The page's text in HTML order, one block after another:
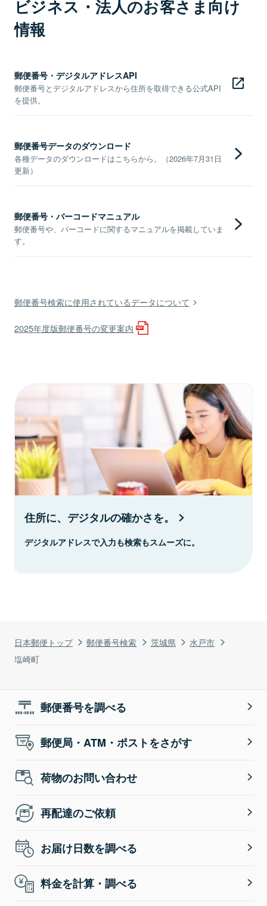
日本郵便トップ 郵便番号検索 茨城県
水戸市
塩崎町
ビジネス・法人のお客さま向け
情報
郵便番号・デジタルアドレスAPI
郵便番号とデジタルアドレスから住所を取得できる公式API
を提供。
郵便番号データのダウンロード
各種データのダウンロードはこちらから。（2026年7月31日
更新）
郵便番号・バーコードマニュアル
郵便番号や、バーコードに関するマニュアルを掲載していま
す。
郵便番号検索に使用されているデータについて
2025年度版郵便番号の変更案内
住所に、デジタルの確かさを。
デジタルアドレスで入力も検索もスムーズに。
郵便番号を調べる
郵便局・ATM・ポストをさがす
荷物のお問い合わせ
再配達のご依頼
お届け日数を調べる
料金を計算・調べる